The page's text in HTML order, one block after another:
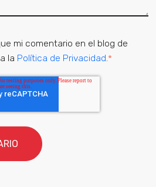
mi comentario en el blog de
la Política de Privacidad *